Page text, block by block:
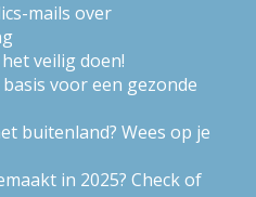
mails over
veilig doen!
voor een gezonde
buitenland? Wees op je
in 2025? Check of